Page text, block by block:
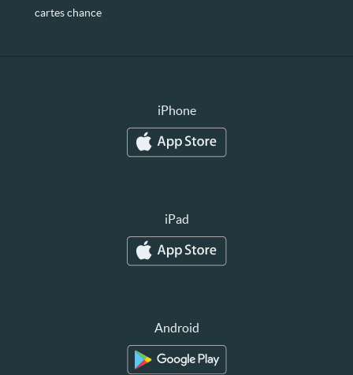
cartes chance
iPhone
iPad
Android